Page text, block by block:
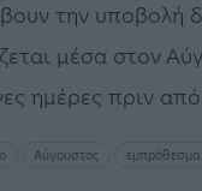
την υποβολή
μέσα στον
ημέρες πριν
Αύγουστος εμπρόθεσμα